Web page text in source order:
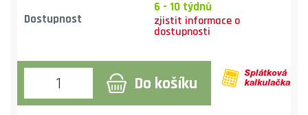
Dostupnost
6 - 10 týdnů
Do košíku